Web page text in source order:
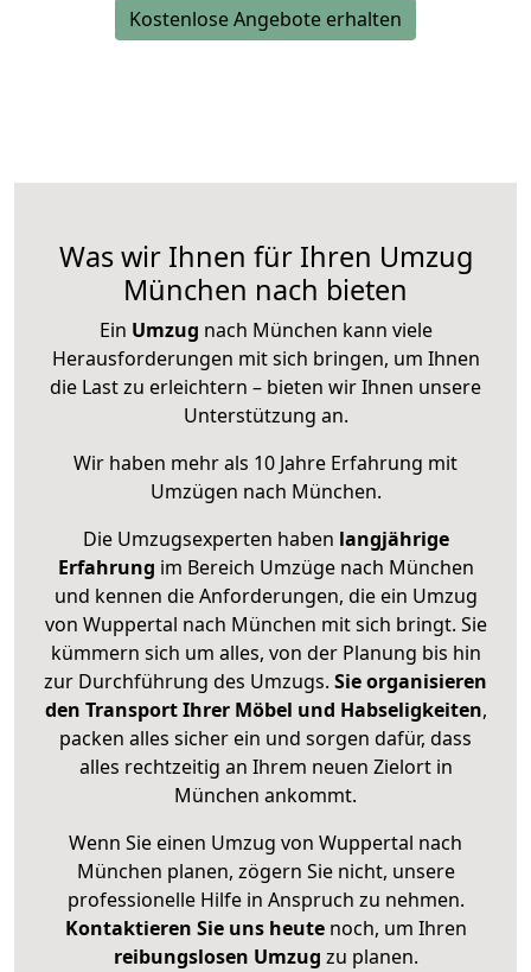
Kostenlose Angebote erhalten
Was wir Ihnen für Ihren Umzug
München nach bieten
Ein Umzug nach München kann viele
Herausforderungen mit sich bringen, um Ihnen
die Last zu erleichtern – bieten wir Ihnen unsere
Unterstützung an.
Wir haben mehr als 10 Jahre Erfahrung mit
Umzügen nach München.
Die Umzugsexperten haben langjährige
Erfahrung im Bereich Umzüge nach München
und kennen die Anforderungen, die ein Umzug
von Wuppertal nach München mit sich bringt. Sie
kümmern sich um alles, von der Planung bis hin
zur Durchführung des Umzugs. Sie organisieren
den Transport Ihrer Möbel und Habseligkeiten,
packen alles sicher ein und sorgen dafür, dass
alles rechtzeitig an Ihrem neuen Zielort in
München ankommt.
Wenn Sie einen Umzug von Wuppertal nach
München planen, zögern Sie nicht, unsere
professionelle Hilfe in Anspruch zu nehmen.
Kontaktieren Sie uns heutenoch, um Ihren
reibungslosen Umzug zu planen.